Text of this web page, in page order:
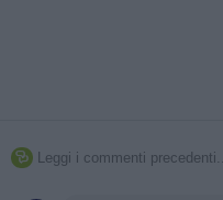
 Leggi i commenti precedenti...